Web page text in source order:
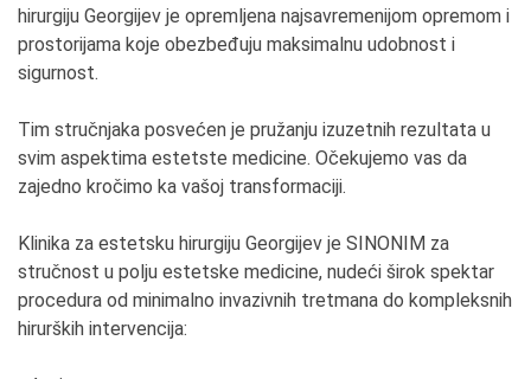
hirurgiju Georgijev je opremljena najsavremenijom opremom i
prostorijama koje obezbeđuju maksimalnu udobnost i
sigurnost.
Tim stručnjaka posvećen je pružanju izuzetnih rezultata u
svim aspektima estetste medicine. Očekujemo vas da
zajedno kročimo ka vašoj transformaciji.
Klinika za estetsku hirurgiju Georgijev je SINONIM za
stručnost u polju estetske medicine, nudeći širok spektar
procedura od minimalno invazivnih tretmana do kompleksnih
hirurških intervencija: